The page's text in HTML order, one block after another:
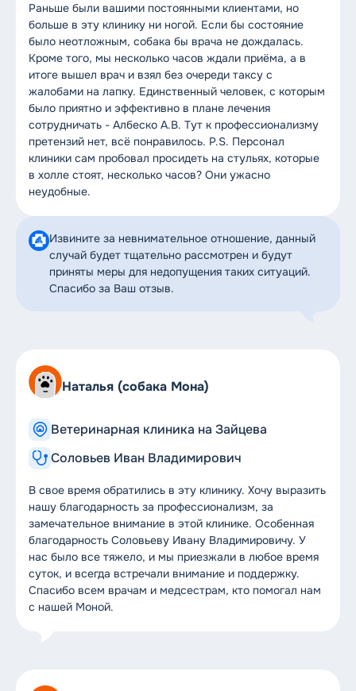
Раньше были вашими постоянными клиентами, но
больше в эту клинику ни ногой. Если бы состояние
было неотложным, собака бы врача не дождалась.
Кроме того, мы несколько часов ждали приёма, а в
итоге вышел врач и взял без очереди таксу с
жалобами на лапку. Единственный человек, с которым
было приятно и эффективно в плане лечения
сотрудничать - Албеско А.В. Тут к профессионализму
претензий нет, всё понравилось. P.S. Персонал
клиники сам пробовал просидеть на стульях, которые
в холле стоят, несколько часов? Они ужасно
неудобные.
Извините за невнимательное отношение, данный
случай будет тщательно рассмотрен и будут
приняты меры для недопущения таких ситуаций.
Спасибо за Ваш отзыв.
Наталья (собака Мона)
Ветеринарная клиника на Зайцева
Соловьев Иван Владимирович
В свое время обратились в эту клинику. Хочу выразить
нашу благодарность за профессионализм, за
замечательное внимание в этой клинике. Особенная
благодарность Соловьеву Ивану Владимировичу. У
нас было все тяжело, и мы приезжали в любое время
суток, и всегда встречали внимание и поддержку.
Спасибо всем врачам и медсестрам, кто помогал нам
с нашей Моной.